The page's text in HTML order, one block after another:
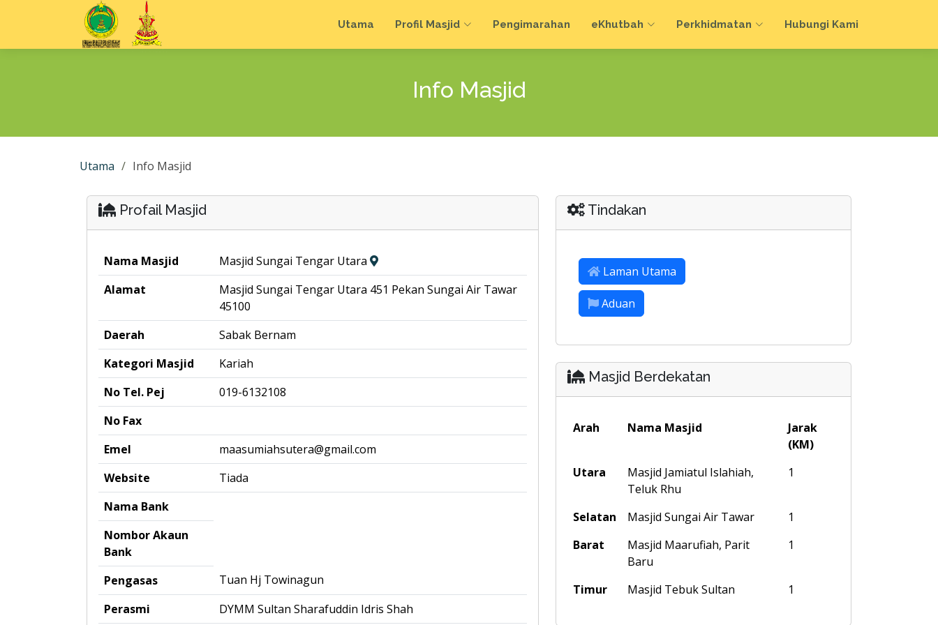
Utama Profil Masjid Pengimarahan eKhutbah Perkhidmatan Hubungi Kami
Info Masjid
Utama Info Masjid
Profail Masjid
Nama Masjid
Masjid Sungai Tengar Utara
Alamat
Masjid Sungai Tengar Utara 451 Pekan Sungai Air Tawar
45100
Daerah
Sabak Bernam
Kategori Masjid
Kariah
No Tel. Pej
019-6132108
No Fax
Emel
maasumiahsutera@gmail.com
Website
Tiada
Nama Bank
Nombor Akaun
Bank
Pengasas
Tuan Hj Towinagun
Perasmi
DYMM Sultan Sharafuddin Idris Shah
Tindakan
Laman Utama
Aduan
Masjid Berdekatan
Arah Nama Masjid
Jarak
(KM)
Utara
Masjid Jamiatul Islahiah,
Teluk Rhu
1
Selatan Masjid Sungai Air Tawar
1
Barat
Masjid Maarufiah, Parit
Baru
1
Timur Masjid Tebuk Sultan 1